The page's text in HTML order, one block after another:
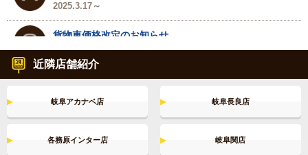
2025.3.17～
貨物車価格改定のお知らせ
2024.7.1～
名古屋市プレミアム商品券＆金シャチマネーが使えま
す！
2024.6.25～
近隣店舗紹介
岐阜アカナベ店 岐阜長良店
各務原インター店 岐阜関店